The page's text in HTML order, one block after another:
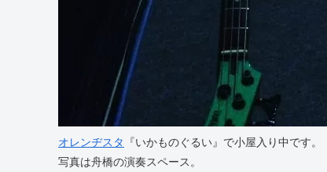
オレンヂスタ
『いかものぐるい』で小屋入り中です。
写真は舟橋の演奏スペース。